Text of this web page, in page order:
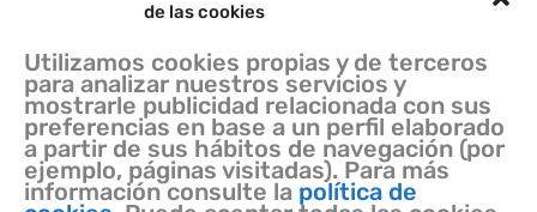
de las cookies
Utilizamos cookies propias y de terceros
para analizar nuestros servicios y
mostrarle publicidad relacionada con sus
preferencias en base a un perfil elaborado
a partir de sus hábitos de navegación (por
ejemplo, páginas visitadas). Para más
información consulte la política de